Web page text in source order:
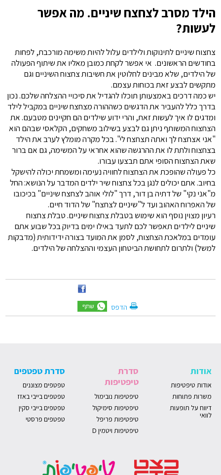
הילד מסרב לצחצח שיניים. מה אפשר
לעשות?
צחצוח שיניים לתינוקות ולילדים עלול להיות משימה מורכבת, לפחות
בחודשים הראשונים. אי אפשר לקחת כמובן מאליו את שיתוף הפעולה
של הילדים, שלא מבינים לחלוטין את חשיבות צחצוח השיניים וגם
מתקשים לבצע זאת בכוחות עצמם.
יש כמה דרכים באמצעותן תוכלו להגדיל את סיכויי ההצלחה שלכם. נכון
בדרך כלל להעביר את הדגשים כשההורה מצחצח שיניים במקביל לילד
ומדגים לו איך לעשות זאת, והרי ידוע שילדים הם חקיינים מטבעם. את
הצחצוח המשותף ניתן גם לבצע בשילוב משחקים, הקלאסי שבהם הוא
"אני אצחצח לך ואתה תצחצח לי". בכל מקרה מומלץ לערב את הילד
בצחצוח ולתת לו את ההרגשה שהוא אחראי על המשימה, גם אם ברור
שאת הצחצוח הסופי אתם תבצעו עבורו.
כל פעולה שהופכת את הצחצוח לחוויה נעימה ומשמחת יכולה להישקל
בחיוב. אתם יכולים לנגן בכל צחצוח שיר ילדים המדבר על הנושא: החל
מ"אני נקי" של דתיה בן דור, דרך "לולי אוהב לצחצח שיניים" בכיכובו
של האפרוח האהוב ועד ל"שיניים לצחצח" של הדוד חיים.
רעיון מצוין נוסף הוא שימוש בטבלת צחצוח שיניים. טבלת צחצוח
שיניים לילדים תאפשר לכם לתעד באילו ימים בדיוק בכל שבוע אתם
עומדים במלאכת הצחצוח, לסמן את המועד בצורה ידידותית (מדבקות
למשל) ולתרום לתחושת הביטחון העצמי וההצלחה של הילדים.
הדפס
אודות
אודות טיפטיפות
משרות פתוחות
דיווח על תופעות
לוואי
סדרת
טיפטיפות
טיפטיפות נובימול
טיפטיפות סימיקול
טיפטיפות פריפל
טיפטיפות ויטמין D
סדרת טפטפים
טפטפים מצוננים
טפטפים בייבי באזז
טפטפים בייבי סקין
טפטפים פרסטי